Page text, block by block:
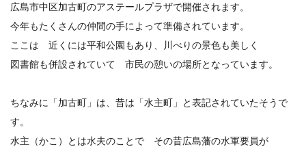
広島市中区加古町のアステールプラザで開催されます。
今年もたくさんの仲間の手によって準備されています。
ここは 近くには平和公園もあり、川べりの景色も美しく
図書館も併設されていて 市民の憩いの場所となっています。
ちなみに「加古町」は、昔は「水主町」と表記されていたそうで
す。
水主（かこ）とは水夫のことで その昔広島藩の水軍要員が